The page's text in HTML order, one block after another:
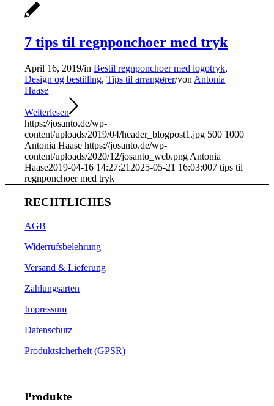
7 tips til regnponchoer med tryk
April 16, 2019/inBestil regnponchoer med logotryk,
Design og bestilling,Tips til arrangører/von Antonia
Haase
Weiterlesen
https://josanto.de/wp-
content/uploads/2019/04/header_blogpost1.jpg 500 1000
Antonia Haase https://josanto.de/wp-
content/uploads/2020/12/josanto_web.png Antonia
Haase2019-04-16 14:27:21 2025-05-21 16:03:007 tips til
regnponchoer med tryk
RECHTLICHES
AGB
Widerrufsbelehrung
Versand & Lieferung
Zahlungsarten
Impressum
Datenschutz
Produktsicherheit (GPSR)
Produkte